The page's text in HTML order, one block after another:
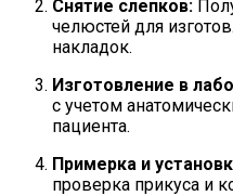
Снятие слепков:
челюстей для
накладок.
Изготовление в
с учетом
пациента.
Примерка и
проверка прикуса и